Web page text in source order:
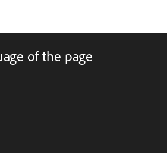
of the page